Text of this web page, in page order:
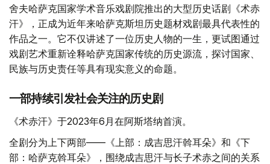
舍夫哈萨克国家学术音乐戏剧院推出的大型历史话剧《术赤
汗》，正成为近年来哈萨克斯坦历史题材戏剧最具代表性的
作品之一。它不仅讲述了一位历史人物的一生，更试图通过
戏剧艺术重新诠释哈萨克国家传统的历史源流，探讨国家、
民族与历史责任等具有现实意义的命题。
一部持续引发社会关注的历史剧
《术赤汗》于2023年6月在阿斯塔纳首演。
全剧分为上下两部——《上部：成吉思汗斡耳朵》和《下
部：哈萨克斡耳朵》，围绕成吉思汗与长子术赤之间的关系